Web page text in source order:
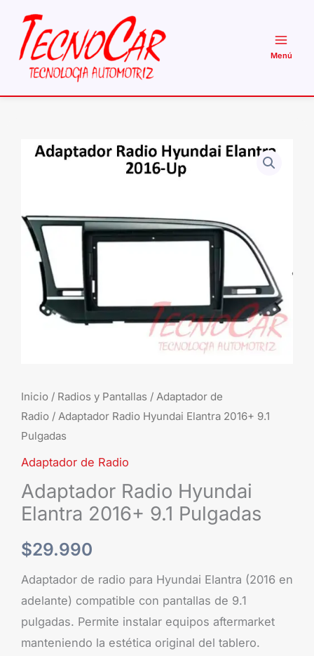
contenido
Inicio / Radios y Pantallas / Adaptador de
Radio / Adaptador Radio Hyundai Elantra 2016+ 9.1
Pulgadas
Adaptador de Radio
Adaptador Radio Hyundai
Elantra 2016+ 9.1 Pulgadas
$29.990
Adaptador de radio para Hyundai Elantra (2016 en
adelante) compatible con pantallas de 9.1
pulgadas. Permite instalar equipos aftermarket
manteniendo la estética original del tablero.
Adaptador
Elantra
2016+
Pulgadas
cantidad